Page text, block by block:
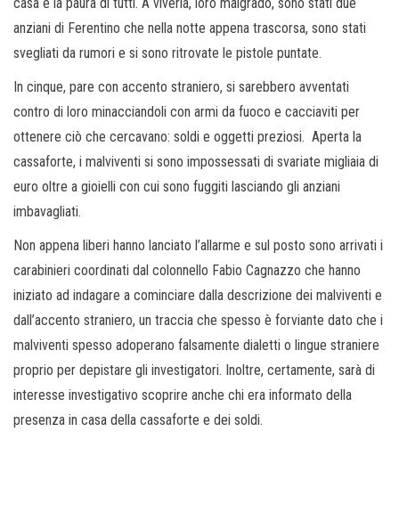
anziani di Ferentino che nella notte appena trascorsa, sono stati
svegliati da rumori e si sono ritrovate le pistole puntate.
In cinque, pare con accento straniero, si sarebbero avventati
contro di loro minacciandoli con armi da fuoco e cacciaviti per
ottenere ciò che cercavano: soldi e oggetti preziosi. Aperta la
cassaforte, i malviventi si sono impossessati di svariate migliaia di
euro oltre a gioielli con cui sono fuggiti lasciando gli anziani
imbavagliati.
Non appena liberi hanno lanciato l’allarme e sul posto sono arrivati i
carabinieri coordinati dal colonnello Fabio Cagnazzo che hanno
iniziato ad indagare a cominciare dalla descrizione dei malviventi e
dall’accento straniero, un traccia che spesso è forviante dato che i
malviventi spesso adoperano falsamente dialetti o lingue straniere
proprio per depistare gli investigatori. Inoltre, certamente, sarà di
interesse investigativo scoprire anche chi era informato della
presenza in casa della cassaforte e dei soldi.